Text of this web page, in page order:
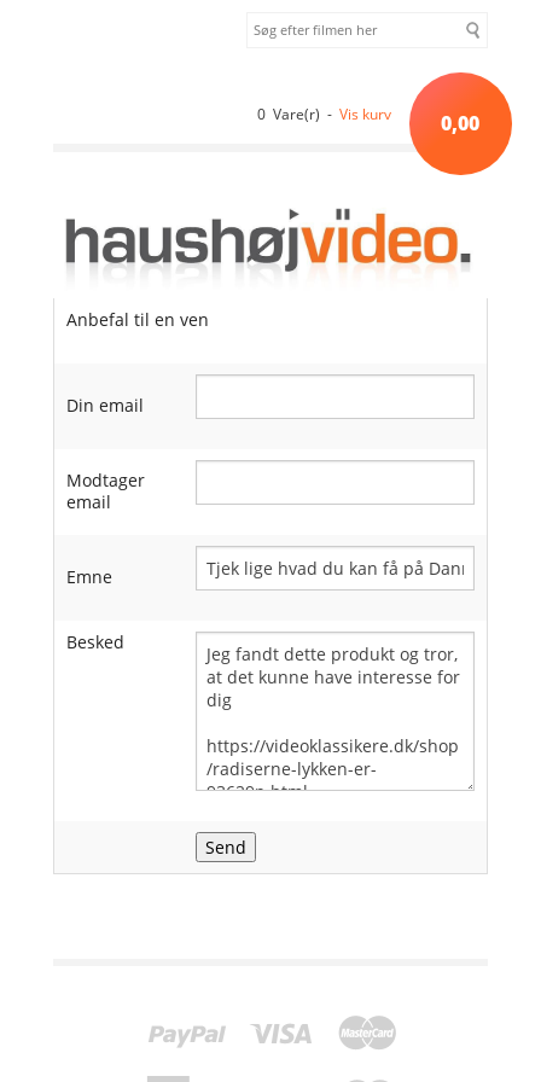
0 Vare(r) - Vis kurv 0,00
Anbefal til en ven
Din email
Modtager
email
Emne
Besked